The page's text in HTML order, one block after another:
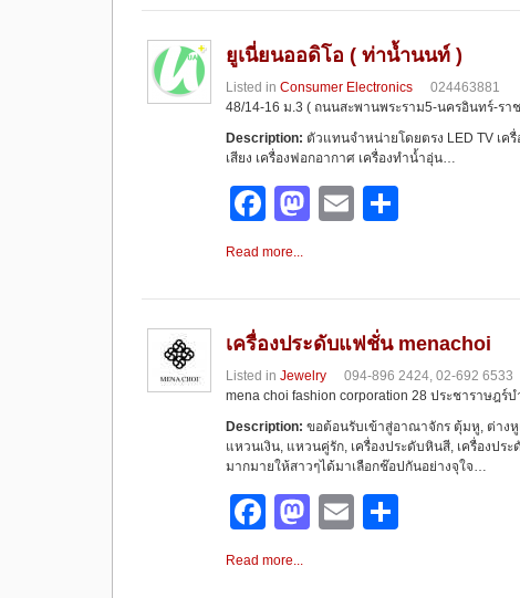
e
b
o
o
k
o
d
o
n
e
ยูเนี่ยนออดิโอ ( ท่าน้ำนนท์ )
Listed in Consumer Electronics
024463881
48/14-16 ม.3 ( ถนนสะพานพระราม5-นครอินทร์-ร
Description: ตัวแทนจำหน่ายโดยตรง LED TV เค
เสียง เครื่องฟอกอากาศ เครื่องทำน้ำอุ่น…
F
a
e
b
o
o
k
M
o
d
o
n
E
e
Read more...
เครื่องประดับแฟชั่น menachoi
Listed in Jewelry
094-896 2424, 02-692 6533
mena choi fashion corporation 28 ประชาราษฎร์
Description: ขอต้อนรับเข้าสู่อาณาจักร ตุ้มหู, ต่าง
แหวนเงิน, แหวนคู่รัก, เครื่องประดับหินสี, เครื่องปร
มากมายให้สาวๆได้มาเลือกช๊อปกันอย่างจุใจ…
F
a
M
E
Read more...